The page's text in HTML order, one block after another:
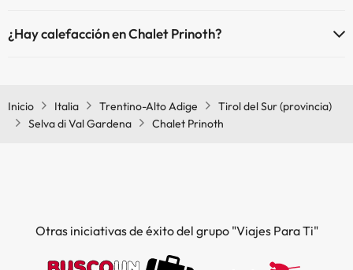
¿Hay calefacción en Chalet Prinoth?
Inicio Italia Trentino-Alto Adige
Tirol del Sur (provincia)
Selva di Val Gardena
Chalet Prinoth
Otras iniciativas de éxito del grupo "Viajes Para Ti"